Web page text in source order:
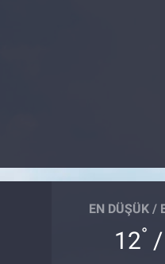
EN DÜŞÜK /
12°